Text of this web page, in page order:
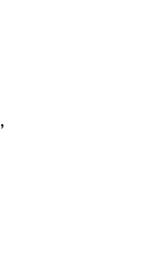
,